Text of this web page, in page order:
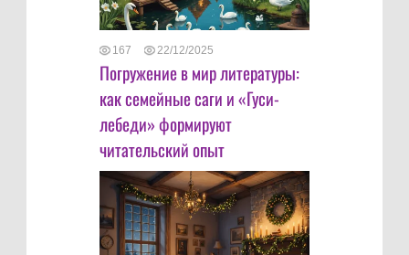
167 22/12/2025
Погружение в мир литературы:
как семейные саги и «Гуси-
лебеди» формируют
читательский опыт